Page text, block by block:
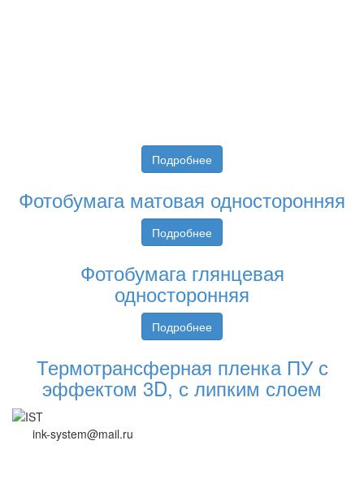
Подробнее
Фотобумага матовая односторонняя
Подробнее
Фотобумага глянцевая
односторонняя
Подробнее
Термотрансферная пленка ПУ с
эффектом 3D, с липким слоем
ink-system@mail.ru